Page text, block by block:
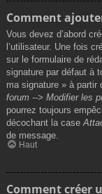
Comment
Vous devez d’abord
l’utilisateur. Une fois
sur le formulaire de
signature par défaut à
ma signature » à partir
forum --> Modifier les
pourrez toujours
décochant la case
de message.
Haut
Comment créer